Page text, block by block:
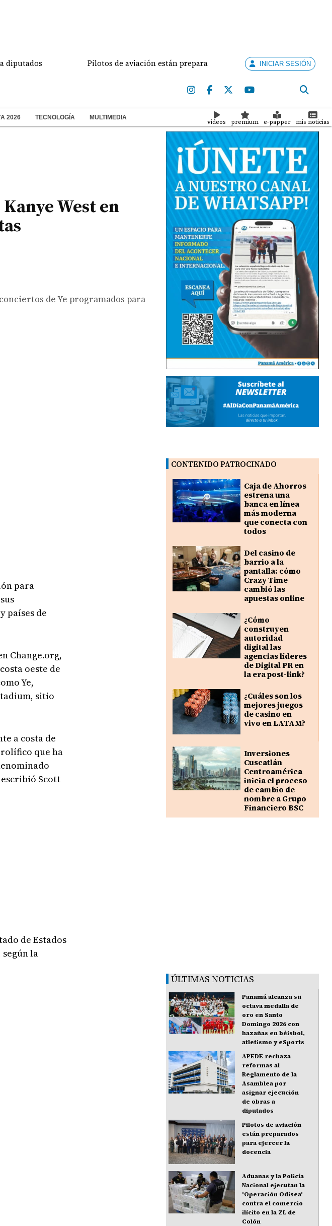
Pilotos de aviación están preparados para ejercer la docenciaINICIAR SESIÓN
2026 TECNOLOGÍA MULTIMEDIA
videos premium e-papper mis noticias
West en
de Ye programados para
para
países de
Change.org,
oeste de
Ye,
sitio
a costa de
que ha
Scott
de Estados
la
CONTENIDO PATROCINADO
Caja de Ahorros
estrena una
banca en línea
más moderna
que conecta con
todos
Del casino de
barrio a la
pantalla: cómo
Crazy Time
cambió las
apuestas online
¿Cómo
construyen
autoridad
digital las
agencias líderes
de Digital PR en
la era post-link?
¿Cuáles son los
mejores juegos
de casino en
vivo en LATAM?
Inversiones
Cuscatlán
Centroamérica
inicia el proceso
de cambio de
nombre a Grupo
Financiero BSC
ÚLTIMAS NOTICIAS
Panamá alcanza su
octava medalla de
oro en Santo
Domingo 2026 con
hazañas en béisbol,
atletismo y eSports
APEDE rechaza
reformas al
Reglamento de la
Asamblea por
asignar ejecución
de obras a
diputados
Pilotos de aviación
están preparados
para ejercer la
docencia
Aduanas y la Policía
Nacional ejecutan la
'Operación Odisea'
contra el comercio
ilícito en la ZL de
Colón